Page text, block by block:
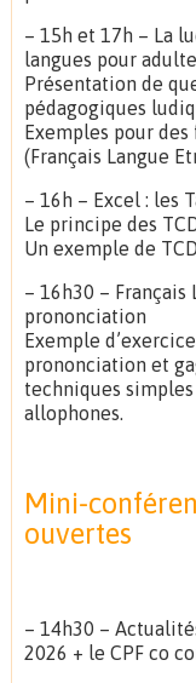
– 15h et 17h – La
langues pour
Présentation de
pédagogiques
Exemples pour
(Français Langue
– 16h – Excel : les
Le principe des
Un exemple de TCD
– 16h30 – Français
prononciation
Exemple
prononciation et
techniques
allophones.
Mini-
ouvertes
– 14h30 –
2026 + le CPF co